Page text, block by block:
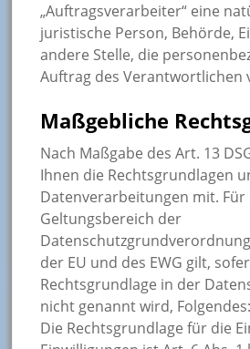
„Auftragsverarbeiter“ eine
juristische Person, Behörde,
andere Stelle, die
Auftrag des Verantwortlichen
Maßgebliche
Nach Maßgabe des Art. 13
Ihnen die Rechtsgrundlagen
Datenverarbeitungen mit. Für
Geltungsbereich der
Datenschutzgrundverordnung
der EU und des EWG gilt,
Rechtsgrundlage in der
nicht genannt wird, Folgendes:
Die Rechtsgrundlage für die